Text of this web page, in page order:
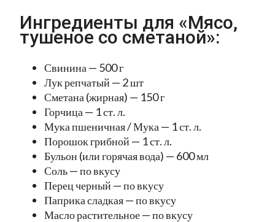
Ингредиенты для «Мясо,
тушеное со сметаной»:
Свинина — 500 г
Лук репчатый — 2 шт
Сметана (жирная) — 150 г
Горчица — 1 ст. л.
Мука пшеничная / Мука — 1 ст. л.
Порошок грибной — 1 ст. л.
Бульон (или горячая вода) — 600 мл
Соль — по вкусу
Перец черный — по вкусу
Паприка сладкая — по вкусу
Масло растительное — по вкусу